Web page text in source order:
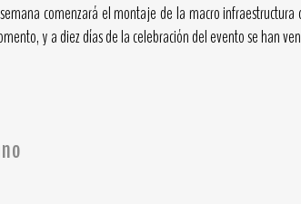
comenzará el montaje de la macro infraestructura
y a diez días de la celebración del evento se han